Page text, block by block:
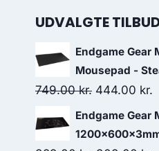
UDVALGTE
Endgame Gear
Mousepad -
749.00kr. Original
price
was:
444.00 kr.
Endgame Gear